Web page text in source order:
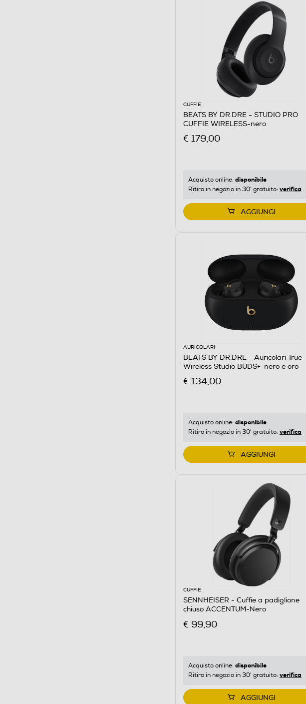
CUFFIE
BEATS BY DR.DRE - STUDIO PRO
CUFFIE WIRELESS-nero
€ 179,00
Acquisto online: disponibile
Ritiro in negozio in 30' gratuito: verifica
AGGIUNGI
AURICOLARI
BEATS BY DR.DRE - Auricolari True
Wireless Studio BUDS+-nero e oro
€ 134,00
Acquisto online: disponibile
Ritiro in negozio in 30' gratuito: verifica
AGGIUNGI
CUFFIE
SENNHEISER - Cuffie a padiglione
chiuso ACCENTUM-Nero
€ 99,90
Acquisto online: disponibile
Ritiro in negozio in 30' gratuito: verifica
AGGIUNGI